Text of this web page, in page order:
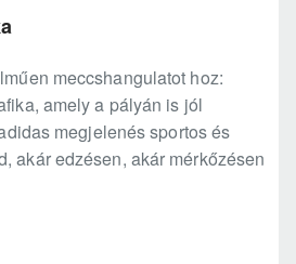
meccshangulatot hoz:
amely a pályán is jól
megjelenés sportos és
akár edzésen, akár mérkőzésen